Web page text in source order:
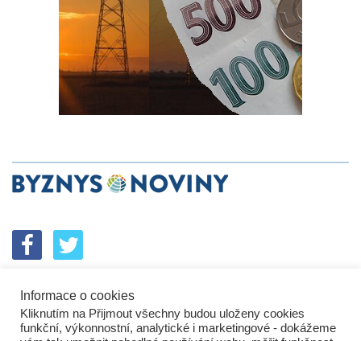
SPOLUPRÁCE PODPORA
ENERGETICKÝ SROVNÁVAČ
KORPORÁTNÍ BROUCI
PROBLÉMY FIREM
KOMUNIKAČNÍ PŘEŠLAPY
Informace o cookies
Kliknutím na Přijmout všechny budou uloženy cookies
funkční, výkonnostní, analytické i marketingové - dokážeme